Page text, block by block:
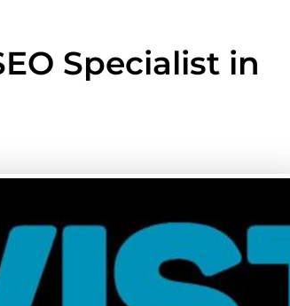
Specialist in